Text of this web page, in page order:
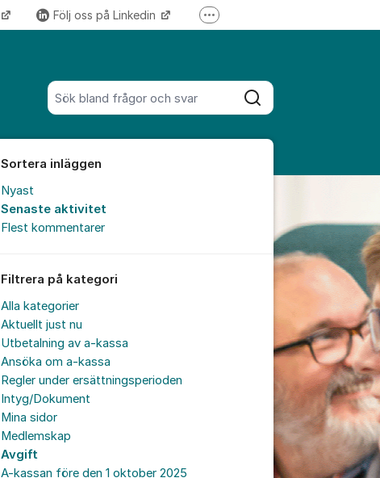
Sök bland alla inlägg
Sök
Följ oss på Linkedin Fler supportlänkar
Sortera inläggen
Nyast
Senaste aktivitet
Flest kommentarer
Filtrera på kategori
Alla kategorier
Aktuellt just nu
Utbetalning av a-kassa
Ansöka om a-kassa
Regler under ersättningsperioden
Intyg/Dokument
Mina sidor
Medlemskap
Avgift
A-kassan före den 1 oktober 2025